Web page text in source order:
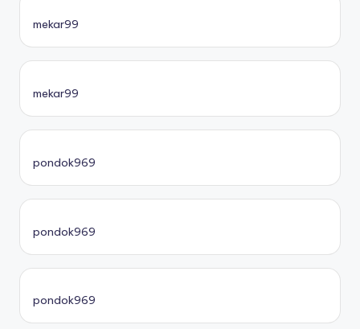
mekar99
mekar99
pondok969
pondok969
pondok969